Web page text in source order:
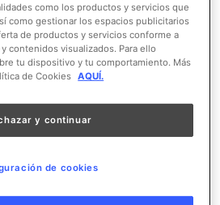
Actinia equina
como los productos y servicios que
como gestionar los espacios publicitarios
de productos y servicios conforme a
contenidos visualizados. Para ello
tu dispositivo y tu comportamiento. Más
de Cookies AQUÍ.
y continuar
de cookies